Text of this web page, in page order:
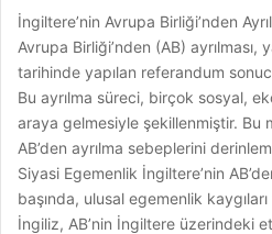
İngiltere’nin Avrupa Birliği’nden
Avrupa Birliği’nden (AB)
tarihinde yapılan referandum
Bu ayrılma süreci, birçok sosyal,
araya gelmesiyle şekillenmiştir. Bu
AB’den ayrılma sebeplerini
Siyasi Egemenlik İngiltere’nin
başında, ulusal egemenlik
İngiliz, AB’nin İngiltere üzerindeki